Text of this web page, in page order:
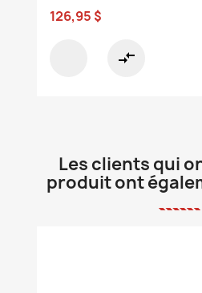
126,95 $
compare_arrows
Les clients qui
produit ont